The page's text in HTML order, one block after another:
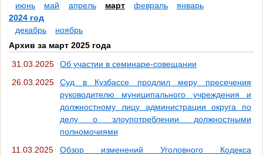
июнь
май апрель март февраль
январь
2024 год
декабрь
ноябрь
Архив за март 2025 года
31.03.2025
Об участии в семинаре-совещании
26.03.2025
Суд в Кузбассе продлил меру пресечения
руководителю муниципального учреждения и
должностному лицу администрации округа по
делу о злоупотреблении должностными
полномочиями
11.03.2025
Обзор изменений Уголовного Кодекса